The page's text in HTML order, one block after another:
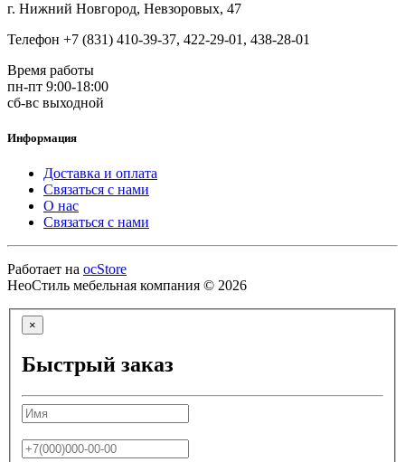
г. Нижний Новгород, Невзоровых, 47
Телефон +7 (831) 410-39-37, 422-29-01, 438-28-01
Время работы
пн-пт 9:00-18:00
сб-вс выходной
Информация
Доставка и оплата
Связаться с нами
О нас
Связаться с нами
Работает на ocStore
НеоСтиль мебельная компания © 2026
×
Быстрый заказ